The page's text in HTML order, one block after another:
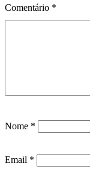
Comentário *
Nome *
Email *